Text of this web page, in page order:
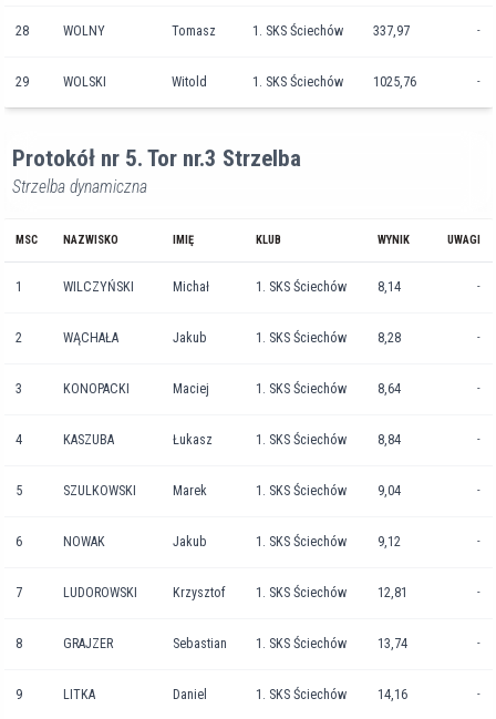
28 WOLNY Tomasz 1. SKS Ściechów 337,97 -
29 WOLSKI Witold 1. SKS Ściechów 1025,76 -
Protokół nr 5. Tor nr.3 Strzelba
Strzelba dynamiczna
MSC NAZWISKO IMIĘ KLUB WYNIK UWAGI
1 WILCZYŃSKI Michał 1. SKS Ściechów 8,14 -
2 WĄCHAŁA Jakub 1. SKS Ściechów 8,28 -
3 KONOPACKI Maciej 1. SKS Ściechów 8,64 -
4 KASZUBA Łukasz 1. SKS Ściechów 8,84 -
5 SZULKOWSKI Marek 1. SKS Ściechów 9,04 -
6 NOWAK Jakub 1. SKS Ściechów 9,12 -
7 LUDOROWSKI Krzysztof 1. SKS Ściechów 12,81 -
8 GRAJZER Sebastian 1. SKS Ściechów 13,74 -
9 LITKA Daniel 1. SKS Ściechów 14,16 -